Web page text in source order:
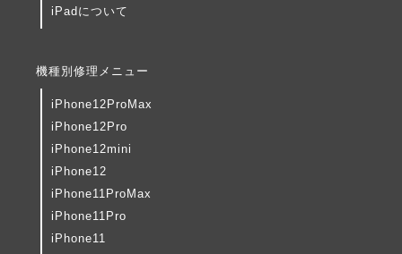
iPadについて
機種別修理メニュー
iPhone12ProMax
iPhone12Pro
iPhone12mini
iPhone12
iPhone11ProMax
iPhone11Pro
iPhone11